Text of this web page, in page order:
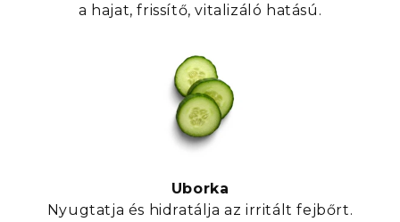
a hajat, frissítő, vitalizáló hatású.
Uborka
Nyugtatja és hidratálja az irritált fejbőrt.